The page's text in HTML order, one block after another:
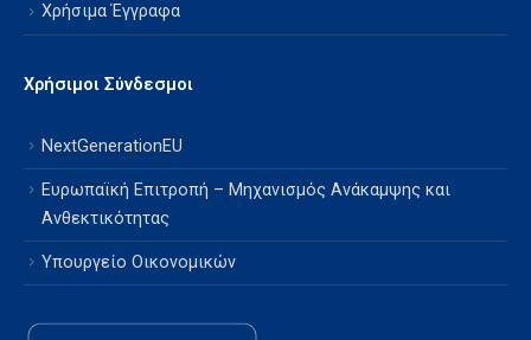
Χρήσιμα Έγγραφα
Χρήσιμοι Σύνδεσμοι
NextGenerationEU
Ευρωπαϊκή Επιτροπή – Μηχανισμός Ανάκαμψης και
Ανθεκτικότητας
Υπουργείο Οικονομικών